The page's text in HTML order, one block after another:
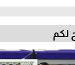
لكم